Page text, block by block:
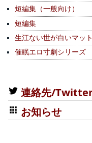
短編集（一般向け）
短編集
生江ない世が白いマッ
催眠エロ寸劇シリーズ
連絡先/
お知らせ